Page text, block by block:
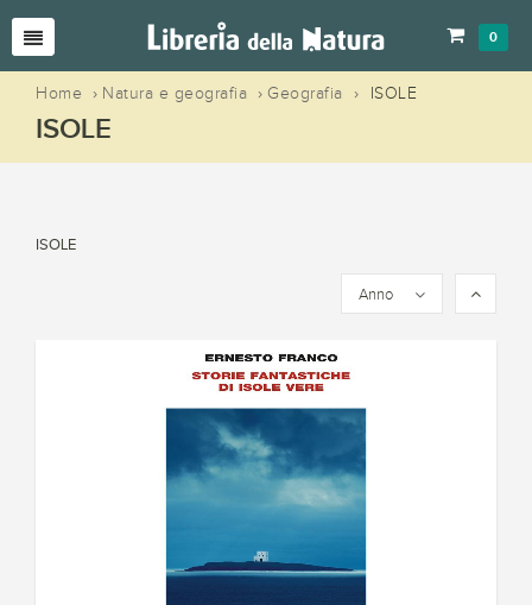
0
Home › Natura e geografia › Geografia › ISOLE
ISOLE
ISOLE
Anno